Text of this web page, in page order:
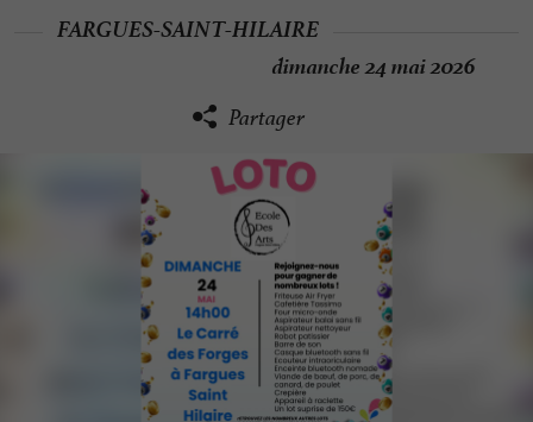
FARGUES-SAINT-HILAIRE
dimanche 24 mai 2026
Partager